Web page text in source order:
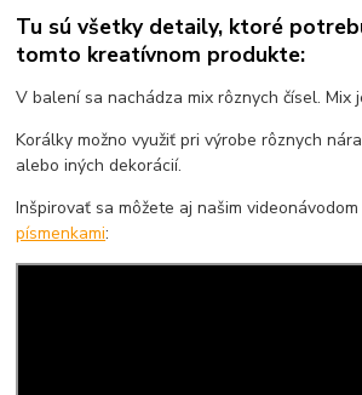
Tu sú všetky detaily, ktoré
tomto kreatívnom produkte:
V balení sa nachádza mix rôznych čísel. Mix
Korálky možno využiť pri výrobe rôznych
alebo iných dekorácií.
Inšpirovať sa môžete aj našim
písmenkami: